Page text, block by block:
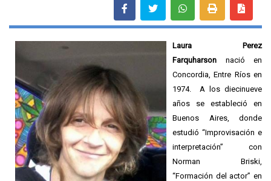
Laura Perez
Farquharson nació en
Concordia, Entre Ríos en
1974. A los diecinueve
años se estableció en
Buenos Aires, donde
estudió “Improvisación e
interpretación” con
Norman Briski,
“Formación del actor” en